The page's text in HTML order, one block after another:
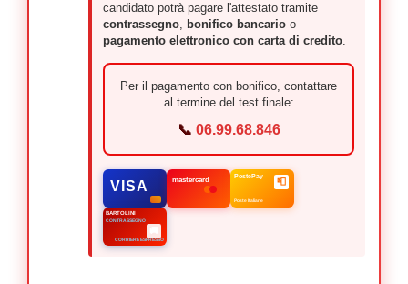
candidato potrà pagare l'attestato tramite
contrassegno, bonifico bancario o
pagamento elettronico con carta di credito.
Per il pagamento con bonifico, contattare
al termine del test finale:
📞 06.99.68.846
VISA mastercard PostePay
Poste Italiane
📮
BARTOLINI
CONTRASSEGNO
CORRIERE ESPRESSO
🚚